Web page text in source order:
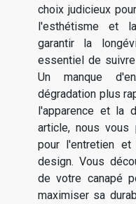
choix judicieux
l'esthétisme et
garantir la
essentiel de
Un manque
dégradation plus
l'apparence et la
article, nous vous
pour l'entretien
design. Vous
de votre canapé
maximiser sa